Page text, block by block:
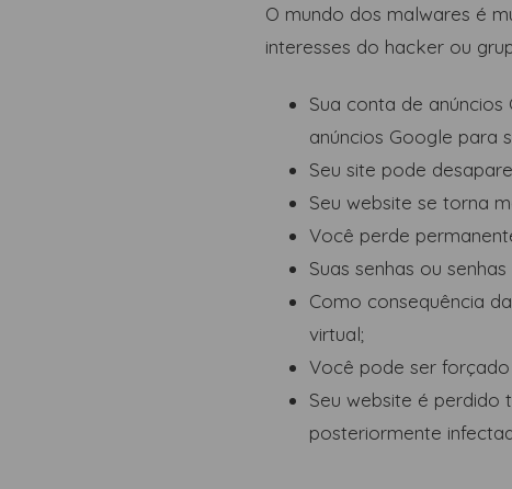
O mundo dos malwares é
interesses do hacker ou
Sua conta de
anúncios Google para
Seu site pode
Seu website se torna
Você perde
Suas senhas ou
Como consequência
virtual;
Você pode ser
Seu website é
posteriormente